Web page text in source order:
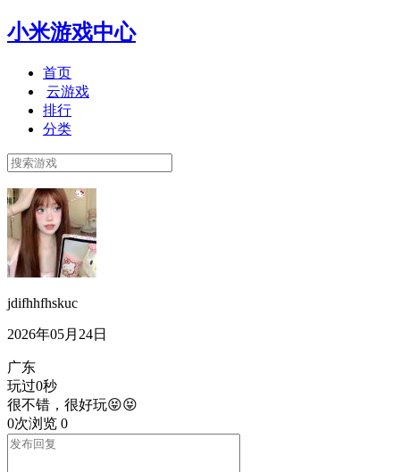
小米游戏中心
首页
云游戏
排行
分类
jdifhhfhskuc
2026年05月24日
广东
玩过0秒
很不错，很好玩😝😝
0次浏览 0